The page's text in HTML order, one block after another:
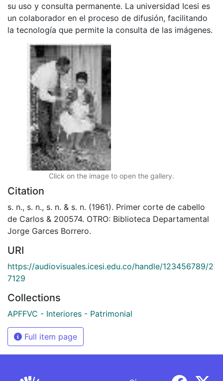
su uso y consulta permanente. La universidad Icesi es
un colaborador en el proceso de difusión, facilitando
la tecnología que permite la consulta de las imágenes.
Click on the image to open the gallery.
Citation
s. n., s. n., s. n. & s. n. (1961). Primer corte de cabello
de Carlos & 200574. OTRO: Biblioteca Departamental
Jorge Garces Borrero.
URI
https://audiovisuales.icesi.edu.co/handle/123456789/2
7129
Collections
APFFVC - Interiores - Patrimonial
Full item page